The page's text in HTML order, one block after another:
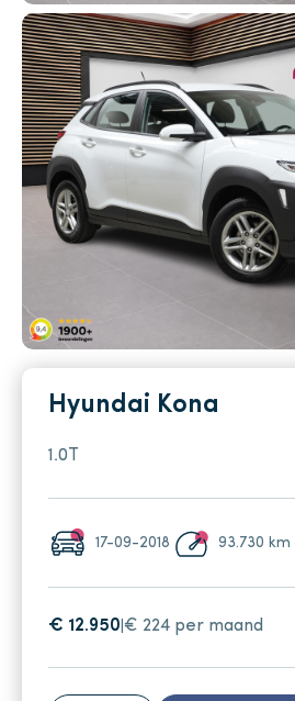
Verkocht
Hyundai Kona
1.0T
17-09-2018 93.730 km
€ 12.950 € 224 per maand